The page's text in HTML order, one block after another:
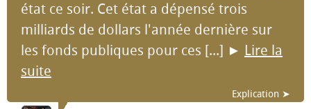
état ce soir. Cet état a dépensé trois
milliards de dollars l'année dernière sur
les fonds publiques pour ces [...] ► Lire la
suite
Explication ➤